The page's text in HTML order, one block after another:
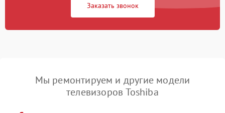
Заказать звонок
Мы ремонтируем и другие модели
телевизоров Toshiba